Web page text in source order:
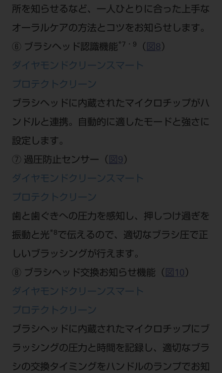
所を知らせるなど、一人ひとりに合った上手な
オーラルケアの方法とコツをお知らせします。
⑥ ブラシヘッド認識機能*7・9 （ 図8 ）
ダイヤモンドクリーンスマート
プロテクトクリーン
ブラシヘッドに内蔵されたマイクロチップがハ
ンドルと連携。自動的に適したモードと強さに
設定します。
⑦ 過圧防止センサー（ 図9 ）
ダイヤモンドクリーンスマート
プロテクトクリーン
歯と歯ぐきへの圧力を感知し、押しつけ過ぎを
振動と光*8 で伝えるので、適切なブラシ圧で正
しいブラッシングが行えます。
⑧ ブラシヘッド交換お知らせ機能（ 図10 ）
ダイヤモンドクリーンスマート
プロテクトクリーン
ブラシヘッドに内蔵されたマイクロチップにブ
ラッシングの圧力と時間を記録し、適切なブラ
シの交換タイミングをハンドルのランプでお知